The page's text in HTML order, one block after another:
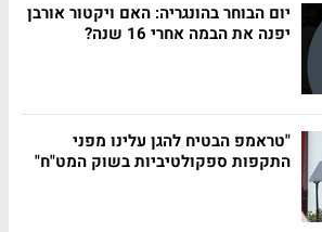
יום הבוחר בהונגריה: האם ויקטור אורבן
יפנה את הבמה אחרי 16 שנה?
"טראמפ הבטיח להגן עלינו מפני
התקפות ספקולטיביות בשוק המט"ח"